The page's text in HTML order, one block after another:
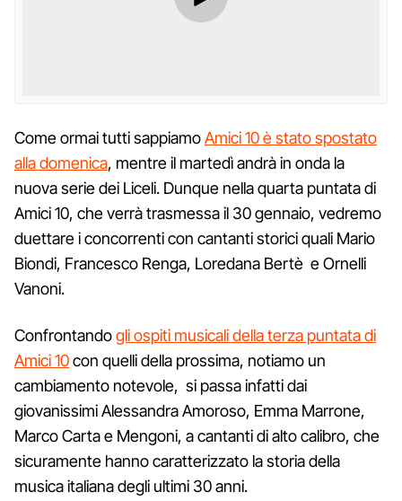
Come ormai tutti sappiamoAmici 10 è stato spostato
alla domenica, mentre il martedì andrà in onda la
nuova serie dei Liceli. Dunque nella quarta puntata di
Amici 10, che verrà trasmessa il 30 gennaio, vedremo
duettare i concorrenti con cantanti storici quali Mario
Biondi, Francesco Renga, Loredana Bertè e Ornelli
Vanoni.
Confrontandogli ospiti musicali della terza puntata di
Amici 10con quelli della prossima, notiamo un
cambiamento notevole, si passa infatti dai
giovanissimi Alessandra Amoroso, Emma Marrone,
Marco Carta e Mengoni, a cantanti di alto calibro, che
sicuramente hanno caratterizzato la storia della
musica italiana degli ultimi 30 anni.